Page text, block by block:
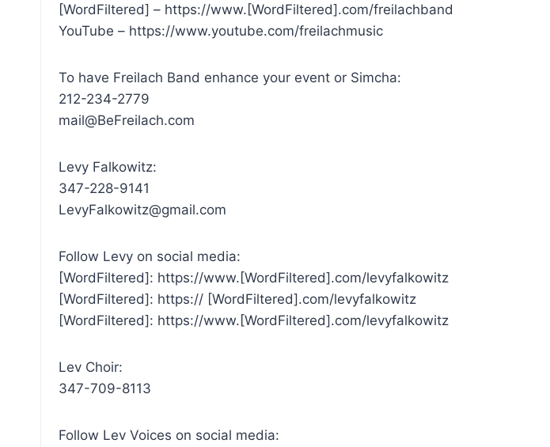
[WordFiltered] – https://www.[WordFiltered].com/freilachband
YouTube – https://www.youtube.com/freilachmusic
To have Freilach Band enhance your event or Simcha:
212-234-2779
mail@BeFreilach.com
Levy Falkowitz:
347-228-9141
LevyFalkowitz@gmail.com
Follow Levy on social media:
[WordFiltered]: https://www.[WordFiltered].com/levyfalkowitz
[WordFiltered]: https:// [WordFiltered].com/levyfalkowitz
[WordFiltered]: https://www.[WordFiltered].com/levyfalkowitz
Lev Choir:
347-709-8113
Follow Lev Voices on social media: